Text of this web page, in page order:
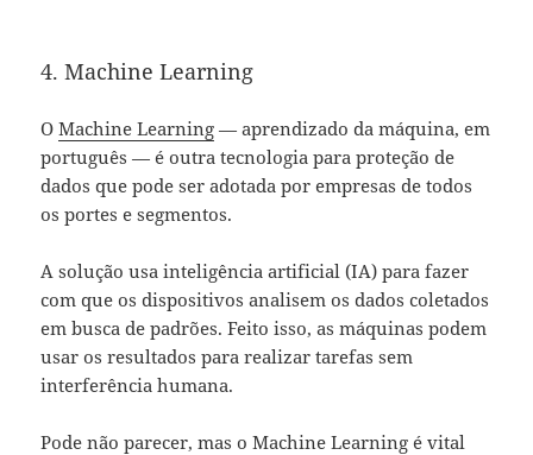
4. Machine Learning
OMachine Learning — aprendizado da máquina, em
português — é outra tecnologia para proteção de
dados que pode ser adotada por empresas de todos
os portes e segmentos.
A solução usa inteligência artificial (IA) para fazer
com que os dispositivos analisem os dados coletados
em busca de padrões. Feito isso, as máquinas podem
usar os resultados para realizar tarefas sem
interferência humana.
Pode não parecer, mas o Machine Learning é vital